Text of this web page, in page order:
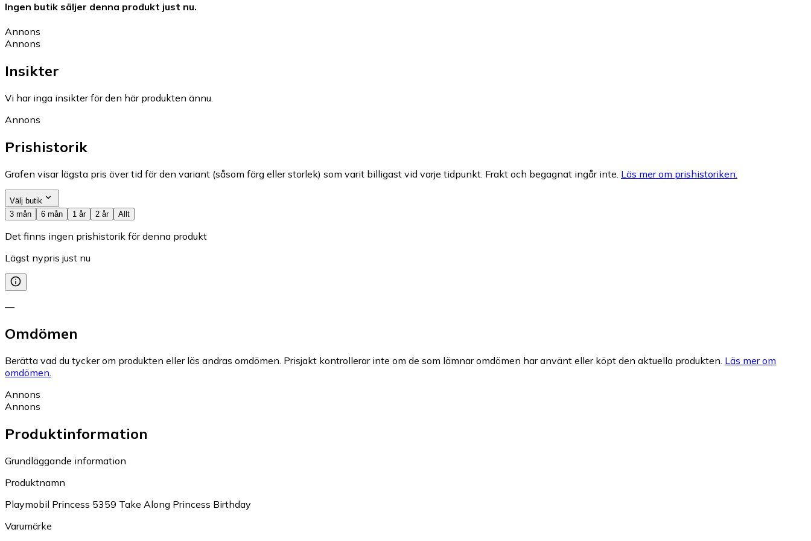
Ingen butik säljer denna produkt just nu.
Annons
Annons
Insikter
Vi har inga insikter för den här produkten ännu.
Annons
Prishistorik
Grafen visar lägsta pris över tid för den variant (såsom färg eller storlek) som varit billigast vid varje tidpunkt. Frakt och begagnat ingår inte. Läs mer om prishistoriken.
Välj butik
3 mån
6 mån 1 år 2 år Allt
Det finns ingen prishistorik för denna produkt
Lägst nypris just nu
—
Omdömen
Berätta vad du tycker om produkten eller läs andras omdömen. Prisjakt kontrollerar inte om de som lämnar omdömen har använt eller köpt den aktuella produkten. Läs mer om
omdömen.
Annons
Annons
Produktinformation
Grundläggande information
Produktnamn
Playmobil Princess 5359 Take Along Princess Birthday
Varumärke